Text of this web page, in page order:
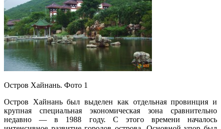
Остров Хайнань. Фото 1
Остров Хайнань был выделен как отдельная провинция и
крупная специальная экономическая зона сравнительно
недавно — в 1988 году. С этого времени началось